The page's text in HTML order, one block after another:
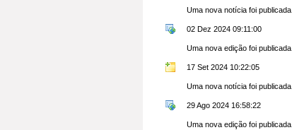
Uma nova notícia foi publicada.
02 Dez 2024 09:11:00
Uma nova edição foi publicada.
17 Set 2024 10:22:05
Uma nova notícia foi publicada.
29 Ago 2024 16:58:22
Uma nova edição foi publicada.